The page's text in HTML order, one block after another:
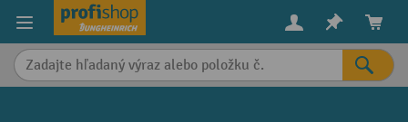
content